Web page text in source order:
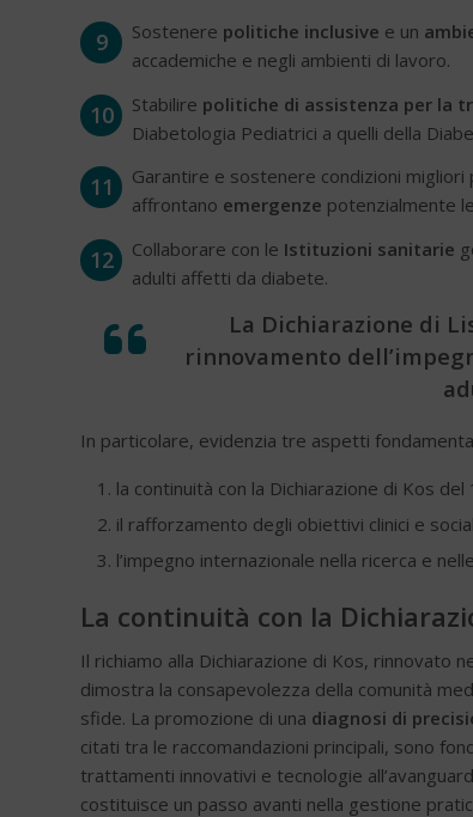
9 Sostenere politiche inclusive e un
accademiche e negli ambienti di lavoro.
10 Stabilire politiche di assistenza per la
Diabetologia Pediatrici a quelli della
11
Garantire e sostenere condizioni
affrontano emergenze potenzialmente
12 Collaborare con le Istituzioni sanitarie
adulti affetti da diabete.
La Dichiarazione di
rinnovamento
In particolare, evidenzia tre aspetti
la continuità con la Dichiarazione di Kos del
il rafforzamento degli obiettivi clinici e
l’impegno internazionale nella ricerca e
La continuità con la
Il richiamo alla Dichiarazione di Kos, rinnovato
dimostra la consapevolezza della comunità
sfide. La promozione di una diagnosi di
citati tra le raccomandazioni principali, sono
trattamenti innovativi e tecnologie
costituisce un passo avanti nella gestione